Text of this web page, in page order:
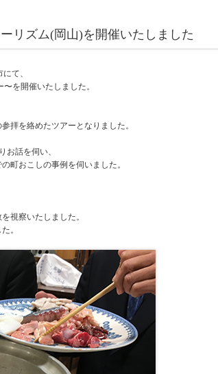
リズム(岡山)を開催いたしました
て、
を開催いたしました。
拝を絡めたツアーとなりました。
お話を伺い、
町おこしの事例を伺いました。
視察いたしました。
。